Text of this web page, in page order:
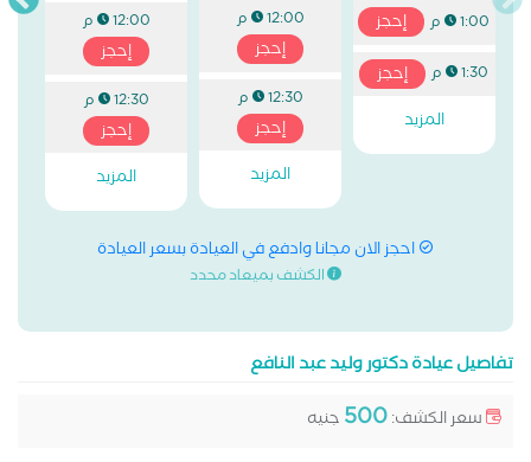
1:00 م إحجز
1:30 م
إحجز
المزيد
12:00 م
إحجز
12:30 م
إحجز
المزيد
12:00 م
إحجز
12:30 م
إحجز
المزيد
احجز الان مجانا وادفع في العيادة بسعر العيادة
الكشف بميعاد محدد
تفاصيل عيادة دكتور وليد عبد النافع
سعر الكشف:500 جنيه